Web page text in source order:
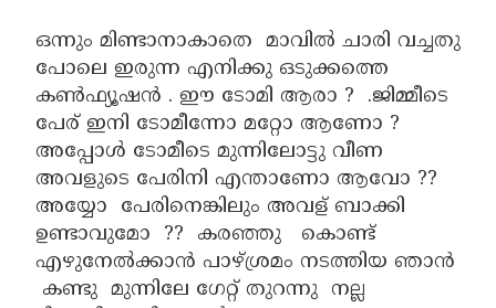
ഒന്നും മിണ്ടാനാകാതെ മാവിൽ ചാരി വച്ചതു
പോലെ ഇരുന്ന എനിക്കു ഒടുക്കത്തെ
കൺഫ്യൂഷൻ . ഈ ടോമി ആരാ ? .ജിമ്മീടെ
പേര് ഇനി ടോമീന്നോ മറ്റോ ആണോ ?
അപ്പോൾ ടോമീടെ മുന്നിലോട്ടു വീണ
അവളുടെ പേരിനി എന്താണോ ആവോ ??
അയ്യോ പേരിനെങ്കിലും അവള് ബാക്കി
ഉണ്ടാവുമോ ?? കരഞ്ഞു കൊണ്ട്
എഴുനേൽക്കാൻ പാഴ്ശ്രമം നടത്തിയ ഞാൻ
കണ്ടു മുന്നിലേ ഗേറ്റ് തുറന്നു നല്ല